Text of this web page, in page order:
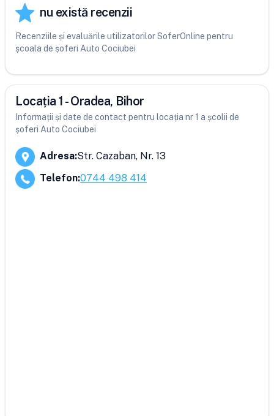
nu există recenzii
Recenziile și evaluările utilizatorilor SoferOnline pentru
școala de șoferi Auto Cociubei
Locația 1 - Oradea, Bihor
Informații și date de contact pentru locația nr 1 a școlii de
șoferi Auto Cociubei
Adresa:Str. Cazaban, Nr. 13
Telefon:0744 498 414